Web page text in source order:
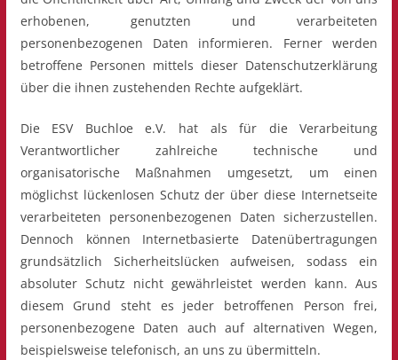
erhobenen, genutzten und verarbeiteten
personenbezogenen Daten informieren. Ferner werden
betroffene Personen mittels dieser Datenschutzerklärung
über die ihnen zustehenden Rechte aufgeklärt.
Die ESV Buchloe e.V. hat als für die Verarbeitung
Verantwortlicher zahlreiche technische und
organisatorische Maßnahmen umgesetzt, um einen
möglichst lückenlosen Schutz der über diese Internetseite
verarbeiteten personenbezogenen Daten sicherzustellen.
Dennoch können Internetbasierte Datenübertragungen
grundsätzlich Sicherheitslücken aufweisen, sodass ein
absoluter Schutz nicht gewährleistet werden kann. Aus
diesem Grund steht es jeder betroffenen Person frei,
personenbezogene Daten auch auf alternativen Wegen,
beispielsweise telefonisch, an uns zu übermitteln.